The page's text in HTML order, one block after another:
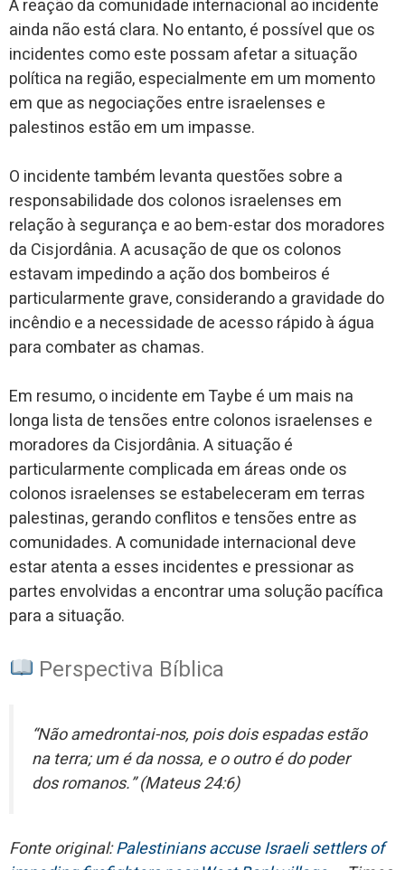
A reação da comunidade internacional ao incidente
ainda não está clara. No entanto, é possível que os
incidentes como este possam afetar a situação
política na região, especialmente em um momento
em que as negociações entre israelenses e
palestinos estão em um impasse.
O incidente também levanta questões sobre a
responsabilidade dos colonos israelenses em
relação à segurança e ao bem-estar dos moradores
da Cisjordânia. A acusação de que os colonos
estavam impedindo a ação dos bombeiros é
particularmente grave, considerando a gravidade do
incêndio e a necessidade de acesso rápido à água
para combater as chamas.
Em resumo, o incidente em Taybe é um mais na
longa lista de tensões entre colonos israelenses e
moradores da Cisjordânia. A situação é
particularmente complicada em áreas onde os
colonos israelenses se estabeleceram em terras
palestinas, gerando conflitos e tensões entre as
comunidades. A comunidade internacional deve
estar atenta a esses incidentes e pressionar as
partes envolvidas a encontrar uma solução pacífica
para a situação.
Perspectiva Bíblica
“Não amedrontai-nos, pois dois espadas estão
na terra; um é da nossa, e o outro é do poder
dos romanos.” (Mateus 24:6)
Fonte original:Palestinians accuse Israeli settlers of